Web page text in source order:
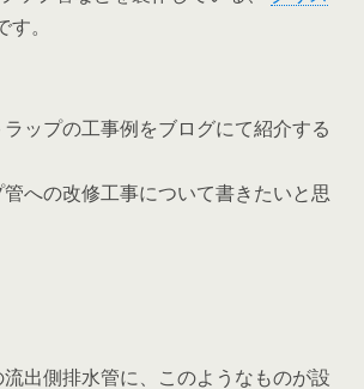
す。
ップの工事例をブログにて紹介する
への改修工事について書きたいと思
出側排水管に、このようなものが設